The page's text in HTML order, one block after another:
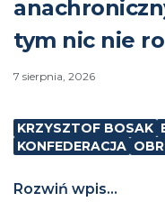
tym nic nie
7 sierpnia, 2026
KRZYSZTOF BOSAK
KONFEDERACJA
Rozwiń wpis...